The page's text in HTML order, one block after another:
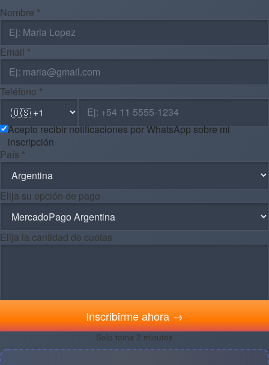
Nombre *
Email *
Teléfono *
Acepto recibir notificaciones por WhatsApp sobre mi
inscripción
País *
Elija su opción de pago
Elija la cantidad de cuotas
Inscribirme ahora →
Solo toma 2 minutos